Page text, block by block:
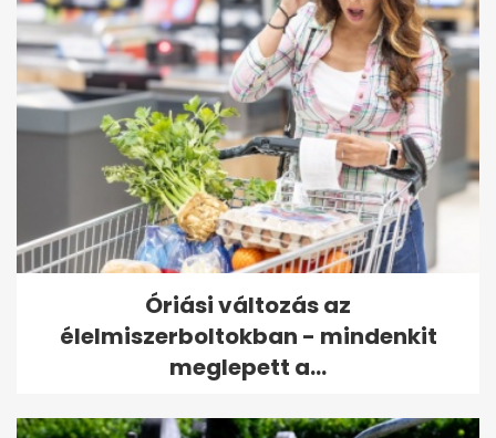
Óriási változás az
élelmiszerboltokban - mindenkit
meglepett a...